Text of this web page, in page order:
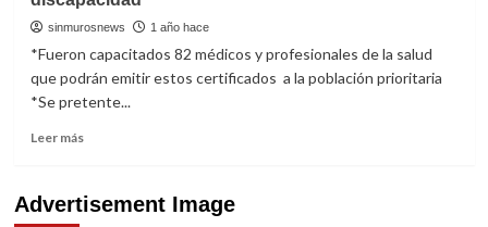
“Jornada
de
inclusión
accesibilidad”
en
sinmurosnews 1 año hace
*Fueron capacitados 82 médicos y profesionales de la salud
que podrán emitir estos certificados a la población prioritaria
*Se pretente...
Leer másRead
En
Sinaloa
Advertisement Image